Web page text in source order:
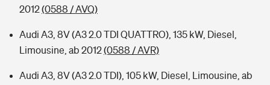
2012(0588 / AVQ)
Audi A3, 8V (A3 2.0 TDI QUATTRO), 135 kW, Diesel,
Limousine, ab 2012(0588 / AVR)
Audi A3, 8V (A3 2.0 TDI), 105 kW, Diesel, Limousine, ab